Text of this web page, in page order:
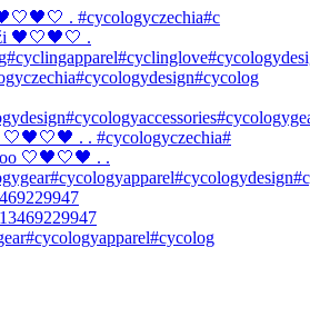
. #cycologyczechia#c
🤍🖤🤍🖤 . . #cycologyczechia#